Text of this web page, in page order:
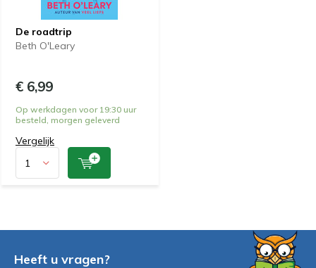
De roadtrip
Beth O'Leary
€ 6,99
Op werkdagen voor 19:30 uur
besteld, morgen geleverd
Vergelijk
Heeft u vragen?